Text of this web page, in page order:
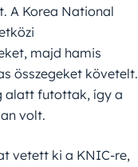
A Korea National
majd hamis
összegeket követelt.
alatt futottak, így a
volt.
vetett ki a KNIC-re,